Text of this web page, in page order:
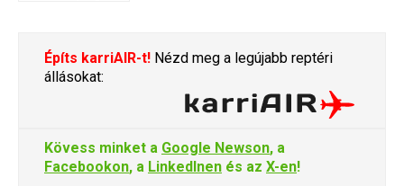
Építs karriAIR-t! Nézd meg a legújabb reptéri
állásokat:
Kövess minket a Google Newson, a
Facebookon, a LinkedInen és az X-en!